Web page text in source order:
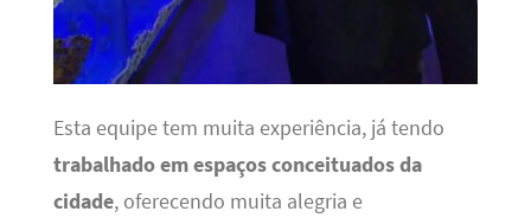
Esta equipe tem muita experiência, já tendo
trabalhado em espaços conceituados da
cidade, oferecendo muita alegria e